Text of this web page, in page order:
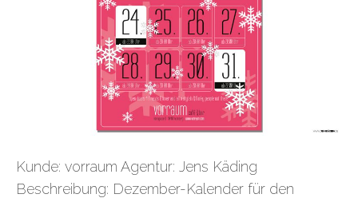
Kunde: vorraum Agentur: Jens Käding
Beschreibung: Dezember-Kalender für den